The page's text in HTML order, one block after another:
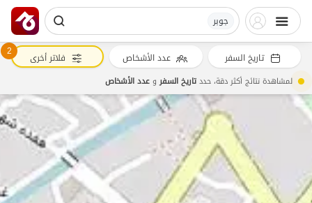
جوبر
تاريخ السفر عدد الأشخاص 2 فلاتر أخرى
لمشاهدة نتائج أكثر دقة، حددتاريخ السفروعدد الأشخاص